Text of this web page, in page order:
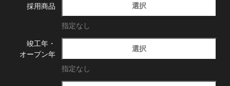
採用商品 選択
指定なし
竣工年・
オープン年
選択
指定なし